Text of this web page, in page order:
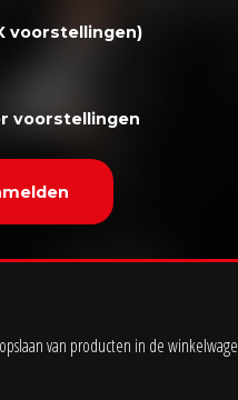
voorstellingen)
voorstellingen
van producten in de